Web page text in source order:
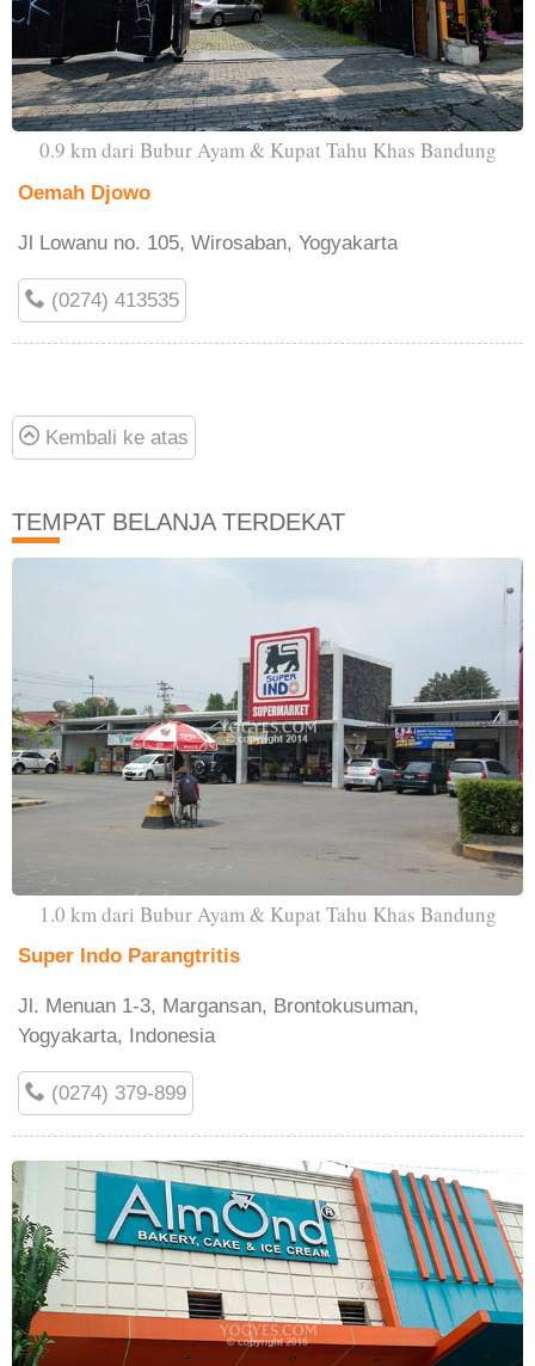
0.9 km dari Bubur Ayam & Kupat Tahu Khas Bandung
Oemah Djowo
Jl Lowanu no. 105, Wirosaban, Yogyakarta
(0274) 413535
Kembali ke atas
TEMPAT BELANJA TERDEKAT
1.0 km dari Bubur Ayam & Kupat Tahu Khas Bandung
Super Indo Parangtritis
Jl. Menuan 1-3, Margansan, Brontokusuman,
Yogyakarta, Indonesia
(0274) 379-899